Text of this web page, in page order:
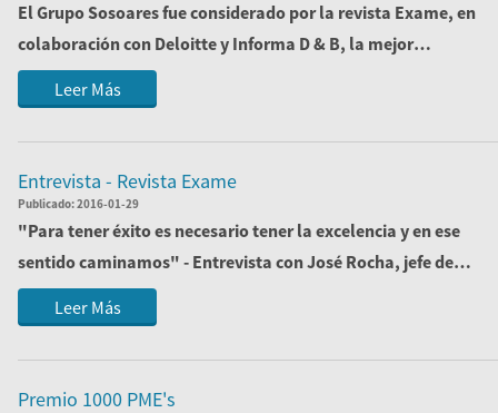
El Grupo Sosoares fue considerado por la revista Exame, en
colaboración con Deloitte y Informa D & B, la mejor
empresa de su sector. Fue con o...
Leer Más
Entrevista - Revista Exame
Publicado:2016-01-29
"Para tener éxito es necesario tener la excelencia y en ese
sentido caminamos" - Entrevista con José Rocha, jefe de
ventas del Grupo Sosoares, re...
Leer Más
Premio 1000 PME's